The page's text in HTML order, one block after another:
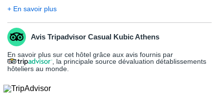
sont à titre indicatif et non-contractuel. Concernant votre
logement, l'hôtel offre différentes configurations et décorations.
La chambre allouée lors de votre arrivée pourra être ainsi
différente de celle figurant en photo sur le présent descriptif.
Votre séjour est assuré par le tour opérateur suivant :
concernés pour les conditions de départ et de retour.
https://diplomatie.belgium.be/fr/Services/voyager_a_letranger/
+ En savoir plus
Avis Tripadvisor Casual Kubic Athens
En savoir plus sur cet hôtel grâce aux avis fournis par
, la principale source dévaluation détablissements
hôteliers au monde.